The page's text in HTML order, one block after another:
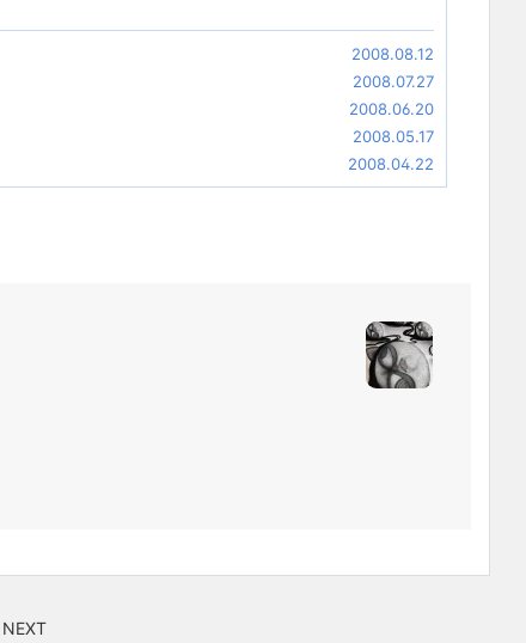
2008.08.12
2008.07.27
2008.06.20
2008.05.17
2008.04.22
NEXT